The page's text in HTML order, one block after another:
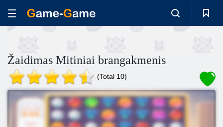
Žaidimas Mitiniai brangakmenis
(Total 10)